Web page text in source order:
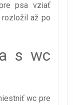
psa vziať
rozložil až po
s wc
wc pre